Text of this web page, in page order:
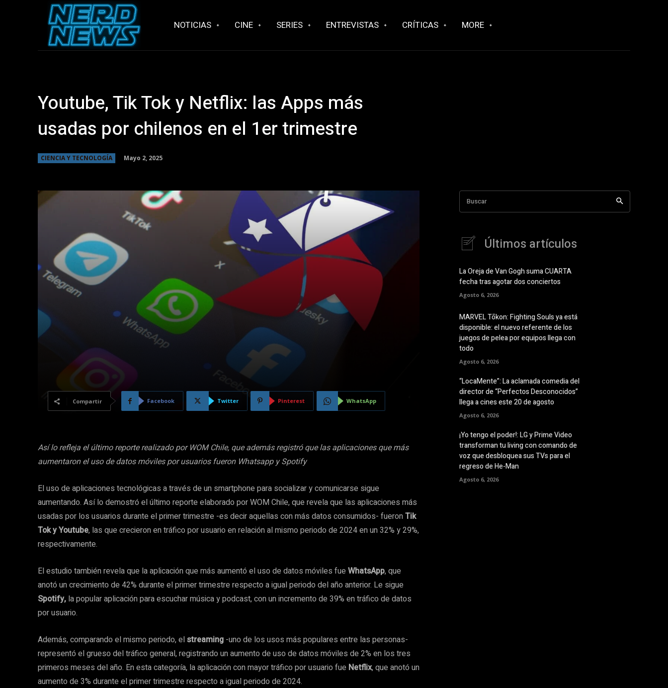
NOTICIAS CINE SERIES ENTREVISTAS CRÍTICAS MORE
Youtube, Tik Tok y Netflix: las Apps más
usadas por chilenos en el 1er trimestre
CIENCIA Y TECNOLOGÍA Mayo 2, 2025
Compartir Facebook Twitter Pinterest WhatsApp
Así lo refleja el último reporte realizado por WOM Chile, que además registró que las aplicaciones que más
aumentaron el uso de datos móviles por usuarios fueron Whatsapp y Spotify
El uso de aplicaciones tecnológicas a través de un smartphone para socializar y comunicarse sigue
aumentando. Así lo demostró el último reporte elaborado por WOM Chile, que revela que las aplicaciones más
usadas por los usuarios durante el primer trimestre -es decir aquellas con más datos consumidos- fueronTik
Toky Youtube, las que crecieron en tráfico por usuario en relación al mismo periodo de 2024 en un 32% y 29%,
respectivamente.
El estudio también revela que la aplicación que más aumentó el uso de datos móviles fue WhatsApp, que
anotó un crecimiento de 42% durante el primer trimestre respecto a igual periodo del año anterior. Le sigue
Spotify, la popular aplicación para escuchar música y podcast, con un incremento de 39% en tráfico de datos
por usuario.
Además, comparando el mismo periodo, elstreaming -uno de los usos más populares entre las personas-
representó el grueso del tráfico general, registrando un aumento de uso de datos móviles de 2% en los tres
primeros meses del año. En esta categoría, la aplicación con mayor tráfico por usuario fue Netflix, que anotó un
aumento de 3% durante el primer trimestre respecto a igual periodo de 2024.
Buscar
Últimos artículos
La Oreja de Van Gogh suma CUARTA
fecha tras agotar dos conciertos
Agosto 6, 2026
MARVEL Tōkon: Fighting Souls ya está
disponible: el nuevo referente de los
juegos de pelea por equipos llega con
todo
Agosto 6, 2026
“LocaMente”: La aclamada comedia del
director de “Perfectos Desconocidos”
llega a cines este 20 de agosto
Agosto 6, 2026
¡Yo tengo el poder!: LG y Prime Video
transforman tu living con comando de
voz que desbloquea sus TVs para el
regreso de He-Man
Agosto 6, 2026